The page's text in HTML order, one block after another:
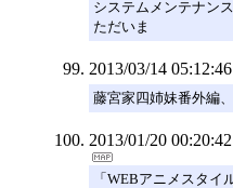
システムメンテナン
ただいま
2013/03/14 05:12:46
藤宮家四姉妹番外編
2013/01/20 00:20:42
「WEBアニメスタイ